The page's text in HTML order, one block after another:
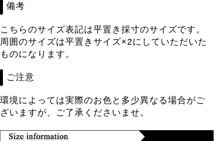
備考
こちらのサイズ表記は平置き採寸のサイズです。
周囲のサイズは平置きサイズ×2にしていただいた
ものになります。
ご注意
環境によっては実際のお色と多少異なる場合がご
ざいますが、ご了承くださいませ。